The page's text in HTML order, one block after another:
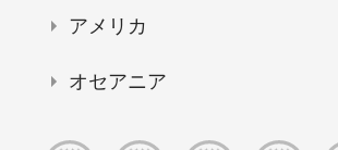
アメリカ
オセアニア